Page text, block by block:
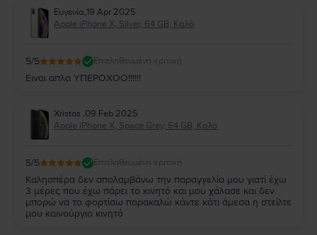
Ευγενία,19 Apr 2025
Apple iPhone X, Silver, 64 GB, Καλό
5/5 Επαληθευμένη κριτική
Ειναι απλα ΥΠΕΡΟΧΟΟ!!!!!!
Xristos ,09 Feb 2025
Apple iPhone X, Space Grey, 64 GB, Καλό
5/5 Επαληθευμένη κριτική
Καλησπέρα δεν απολαμβάνω την παραγγελία μου γιατί έχω
3 μέρες που έχω πάρει το κινητό και μου χάλασε και δεν
μπορώ να το φορτίσω παρακαλώ κάντε κάτι άμεσα η στείλτε
μου καινούργιο κινητό